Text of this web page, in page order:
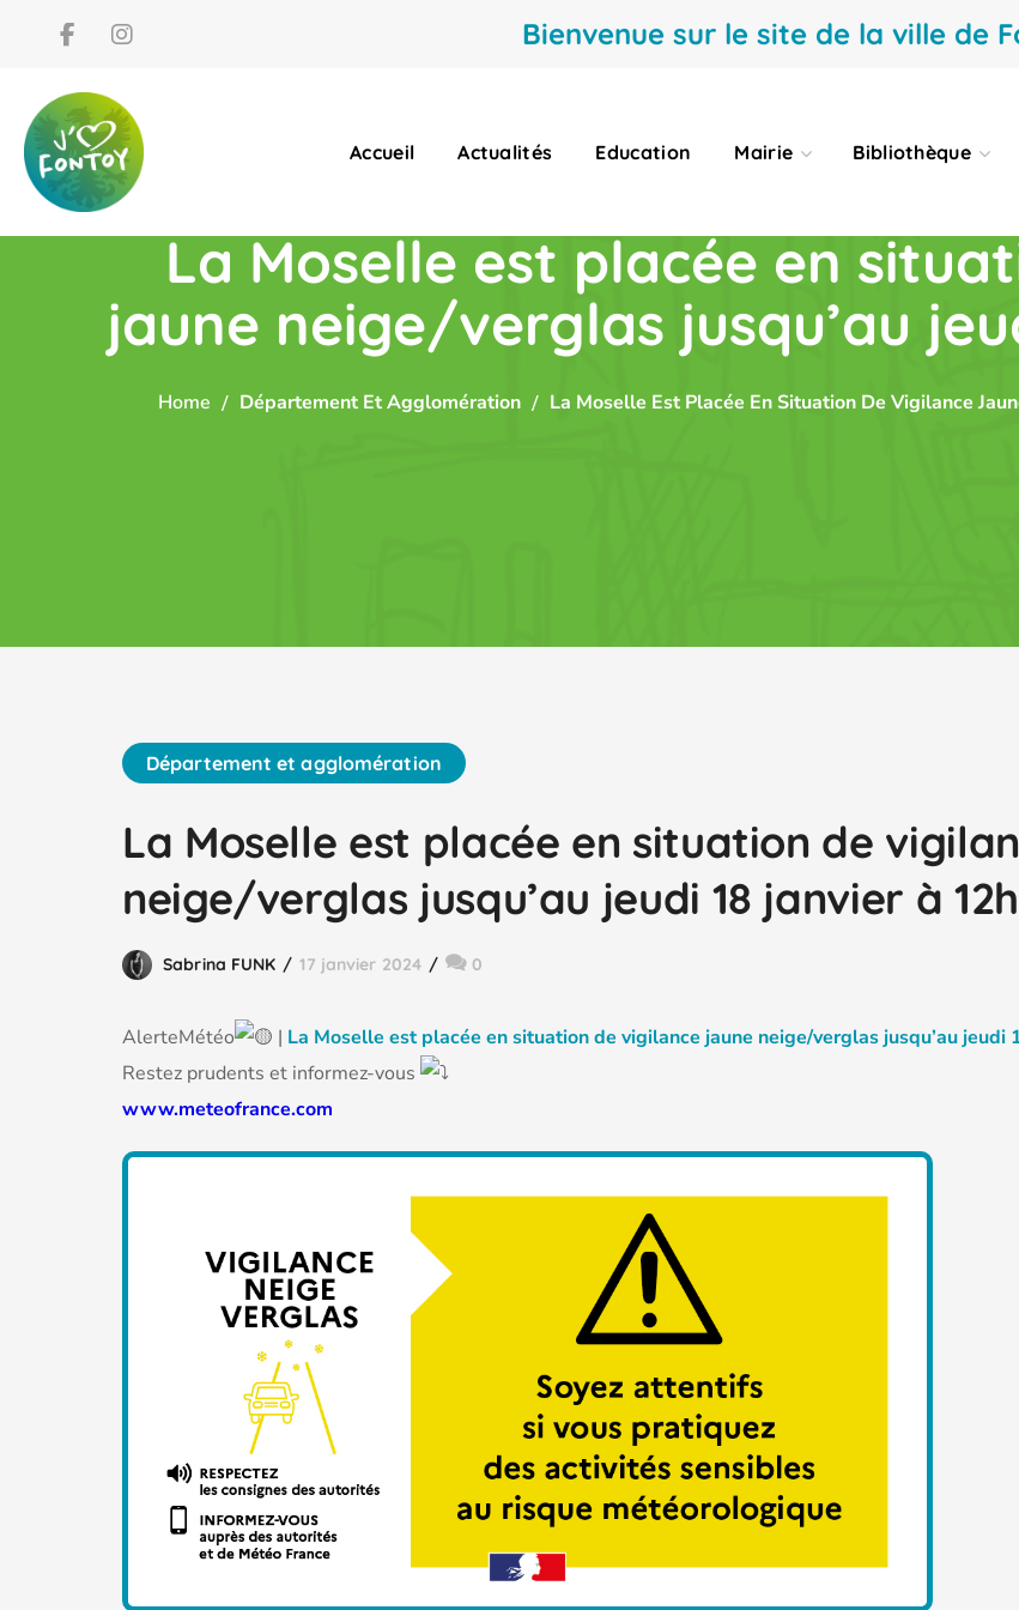
Bienvenue sur le site de la ville de
Accueil Actualités Education Mairie Bibliothèque
La Moselle est placée en
jaune neige/verglas jusqu’au
Home Département Et Agglomération La Moselle Est Placée En Situation De Vigilance
Département et agglomération
La Moselle est placée en situation de
neige/verglas jusqu’au jeudi 18 janvier à
Sabrina FUNK 17 janvier 2024 0
AlerteMétéo | La Moselle est placée en situation de vigilance jaune neige/verglas jusqu’au jeudi
Restez prudents et informez-vous
www.meteofrance.com